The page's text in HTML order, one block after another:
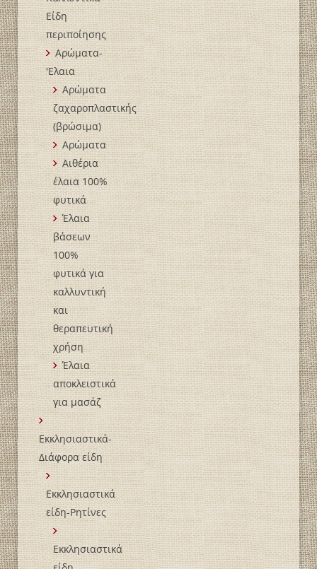
Είδη
περιποίησης
Αρώματα-
'Ελαια
Αρώματα
ζαχαροπλαστικής
(βρώσιμα)
Αρώματα
Αιθέρια
έλαια 100%
φυτικά
Έλαια
βάσεων
100%
φυτικά για
καλλυντική
και
θεραπευτική
χρήση
Έλαια
αποκλειστικά
για μασάζ
Εκκλησιαστικά-
Διάφορα είδη
Εκκλησιαστικά
είδη-Ρητίνες
Εκκλησιαστικά